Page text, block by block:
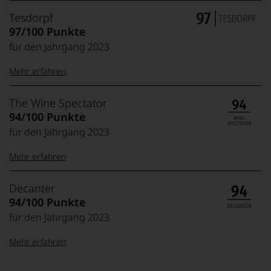
Tesdorpf
97/100 Punkte
für den Jahrgang 2023
99–100 Punkte:
95–98 Punkte:
85–89 Punkte:
Tesdorpf
Der
Name
Tesdorpf
für
»Fine
Wine«,
für
die
edlen
der
Welt,
Mehr erfahren
The Wine Spectator
94/100 Punkte
für den Jahrgang 2023
Analog zum
„Wine Advocate“
bewertet und
beurteilt der
Weine nach dem
The
Wine
Spectator
Der
Spectator«
Mehr erfahren
Decanter
94/100 Punkte
für den Jahrgang 2023
Mehr erfahren